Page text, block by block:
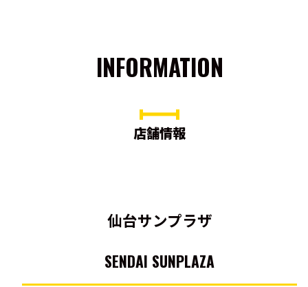
INFORMATION
店舗情報
仙台サンプラザ
SENDAI SUNPLAZA